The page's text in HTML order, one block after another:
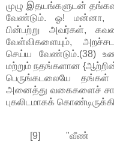
முழு இதயங்களுடன்
வேண்டும். ஓ! மன்னா,
பின்பற்று அவர்கள்,
வேள்விகளையும்,
செய்ய வேண்டும்.(38)
மற்றும் நதங்களான
பெருங்கடலையே
அனைத்து வகைகளைச்
புகலிடமாகக்
[9] "வீண்